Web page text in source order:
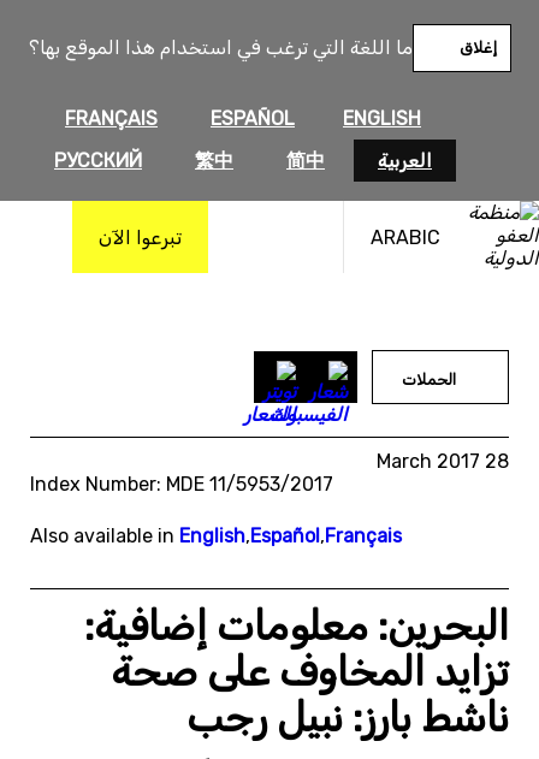
ما اللغة التي ترغب في استخدام هذا الموقع بها؟
ENGLISH
ESPAÑOL
FRANÇAIS
العربية
简中
繁中
РУССКИЙ
إغلاق
ARABIC تبرعوا الآن
المحتوى
الحملات
28 March 2017
Index Number: MDE 11/5953/2017
Also available in English,Español,Français
البحرين: معلومات إضافية:
تزايد المخاوف على صحة
ناشط بارز: نبيل رجب